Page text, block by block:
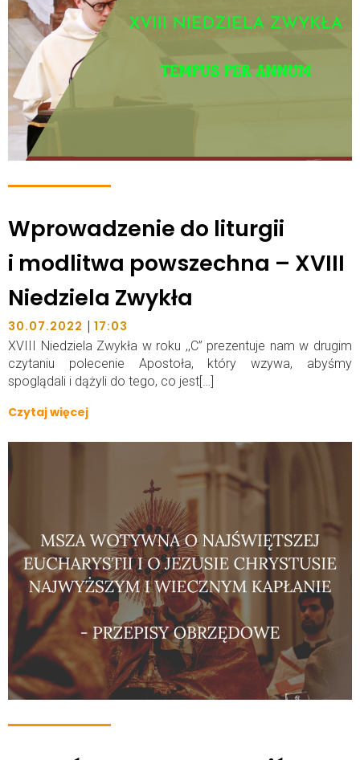
Wprowadzenie do liturgii
i modlitwa powszechna – XVIII
Niedziela Zwykła
30.07.2022 | 17:03
XVIII Niedziela Zwykła w roku ,,C” prezentuje nam w drugim
czytaniu polecenie Apostoła, który wzywa, abyśmy
spoglądali i dążyli do tego, co jest[…]
Czytaj więcej